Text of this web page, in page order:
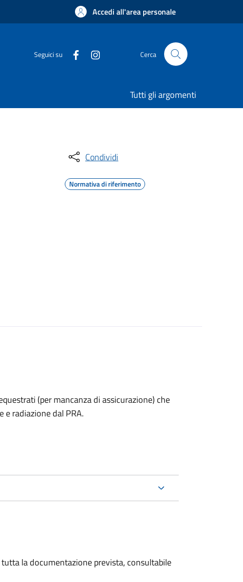
Accedi all'area personale
Seguici su Cerca
Tutti gli argomenti
Condividi
Normativa di riferimento
(per mancanza di assicurazione) che
radiazione dal PRA.
la documentazione prevista, consultabile